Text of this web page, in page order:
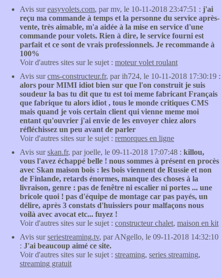
Avis sureasyvolets.com, par mv, le 10-11-2018 23:47:51 : j'ai
reçu ma commande à temps et la personne du service après-
vente, très aimable, m'a aidée à la mise en service d'une
commande pour volets. Rien à dire, le service fourni est
parfait et ce sont de vrais professionnels. Je recommande à
100%
Voir d'autres sites sur le sujet : moteur volet roulant
Avis surcms-constructeur.fr, par ih724, le 10-11-2018 17:30:19 :
alors pour MIMI idiot bien sur que l'on construit je suis
soudeur la bas tu dit que tu est toi meme fabricant Français
que fabrique tu alors idiot , tous le monde critiques CMS
mais quand je vois certain client qui vienne meme moi
entant qu'ouvrier j'ai envie de les envoyer chiez alors
réfléchissez un peu avant de parler
Voir d'autres sites sur le sujet : remorques en ligne
Avis surskan.fr, par joelle, le 09-11-2018 17:07:48 : killou,
vous l'avez échappé belle ! nous sommes à présent en procès
avec Skan maison bois : les bois viennent de Russie et non
de Finlande, retards énormes, manque des choses à la
livraison, genre : pas de fenêtre ni escalier ni portes ... une
bricole quoi ! pas d'équipe de montage car pas payés, un
délire, après 3 constats d'huissiers pour malfaçons nous
voilà avec avocat etc... fuyez !
Voir d'autres sites sur le sujet : constructeur chalet, maison en kit
Avis surseriestreaming.tv, par ANgello, le 09-11-2018 14:32:10
: J'ai beaucoup aimé ce site.
Voir d'autres sites sur le sujet : streaming, series streaming,
streaming gratuit